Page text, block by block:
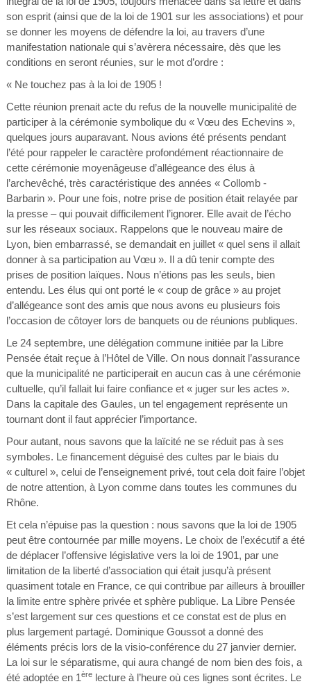
son esprit (ainsi que de la loi de 1901 sur les associations) et pour
se donner les moyens de défendre la loi, au travers d’une
manifestation nationale qui s’avèrera nécessaire, dès que les
conditions en seront réunies, sur le mot d’ordre :
« Ne touchez pas à la loi de 1905 !
Cette réunion prenait acte du refus de la nouvelle municipalité de
participer à la cérémonie symbolique du « Vœu des Echevins »,
quelques jours auparavant. Nous avions été présents pendant
l’été pour rappeler le caractère profondément réactionnaire de
cette cérémonie moyenâgeuse d’allégeance des élus à
l’archevêché, très caractéristique des années « Collomb -
Barbarin ». Pour une fois, notre prise de position était relayée par
la presse – qui pouvait difficilement l’ignorer. Elle avait de l’écho
sur les réseaux sociaux. Rappelons que le nouveau maire de
Lyon, bien embarrassé, se demandait en juillet « quel sens il allait
donner à sa participation au Vœu ». Il a dû tenir compte des
prises de position laïques. Nous n’étions pas les seuls, bien
entendu. Les élus qui ont porté le « coup de grâce » au projet
d’allégeance sont des amis que nous avons eu plusieurs fois
l’occasion de côtoyer lors de banquets ou de réunions publiques.
Le 24 septembre, une délégation commune initiée par la Libre
Pensée était reçue à l’Hôtel de Ville. On nous donnait l’assurance
que la municipalité ne participerait en aucun cas à une cérémonie
cultuelle, qu’il fallait lui faire confiance et « juger sur les actes ».
Dans la capitale des Gaules, un tel engagement représente un
tournant dont il faut apprécier l’importance.
Pour autant, nous savons que la laïcité ne se réduit pas à ses
symboles. Le financement déguisé des cultes par le biais du
« culturel », celui de l’enseignement privé, tout cela doit faire l’objet
de notre attention, à Lyon comme dans toutes les communes du
Rhône.
Et cela n’épuise pas la question : nous savons que la loi de 1905
peut être contournée par mille moyens. Le choix de l’exécutif a été
de déplacer l’offensive législative vers la loi de 1901, par une
limitation de la liberté d’association qui était jusqu’à présent
quasiment totale en France, ce qui contribue par ailleurs à brouiller
la limite entre sphère privée et sphère publique. La Libre Pensée
s’est largement sur ces questions et ce constat est de plus en
plus largement partagé. Dominique Goussot a donné des
éléments précis lors de la visio-conférence du 27 janvier dernier.
La loi sur le séparatisme, qui aura changé de nom bien des fois, a
été adoptée en 1èrelecture à l’heure où ces lignes sont écrites. Le